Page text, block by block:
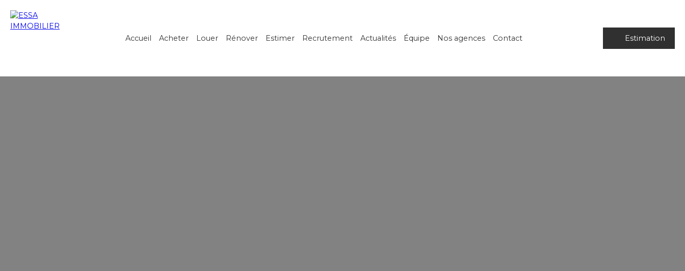
Accueil Acheter Louer Rénover Estimer Recrutement Actualités Équipe Nos agences Contact Estimation